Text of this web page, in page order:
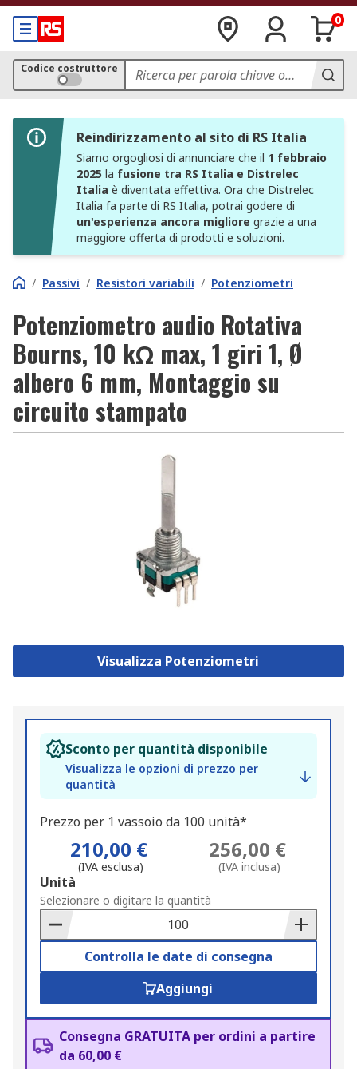
0
Codice costruttore
Reindirizzamento al sito di RS Italia
Siamo orgogliosi di annunciare che il 1 febbraio
2025 la fusione tra RS Italia e Distrelec
Italia è diventata effettiva. Ora che Distrelec
Italia fa parte di RS Italia, potrai godere di
un'esperienza ancora migliore grazie a una
maggiore offerta di prodotti e soluzioni.
/ Passivi / Resistori variabili / Potenziometri
Potenziometro audio Rotativa
Bourns, 10 kΩ max, 1 giri 1, Ø
albero 6 mm, Montaggio su
circuito stampato
Visualizza Potenziometri
Sconto per quantità disponibile
Visualizza le opzioni di prezzo per
quantità
Prezzo per 1 vassoio da 100 unità*
210,00 €
(IVA esclusa)
256,00 €
(IVA inclusa)
Add
to
Basket
Unità
Selezionare o digitare la quantità
Controlla le date di consegna
Aggiungi
Consegna GRATUITA per ordini a partire
da 60,00 €